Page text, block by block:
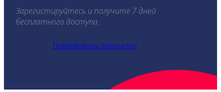
Зарегистируйтесь и получите 7 дней
бесплатного доступа.
Попробовать бесплатно